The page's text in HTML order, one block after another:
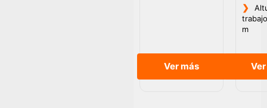
Ver más
❯
m